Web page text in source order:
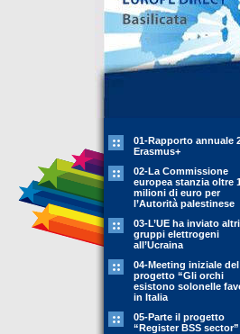
01-Rapporto annuale
Erasmus+
02-La Commissione
europea stanzia oltre
milioni di euro per
l’Autorità palestinese
03-L’UE ha inviato
gruppi elettrogeni
all’Ucraina
04-Meeting iniziale del
progetto “Gli orchi
esistono solonelle
in Italia
05-Parte il progetto
“Register BSS sector”